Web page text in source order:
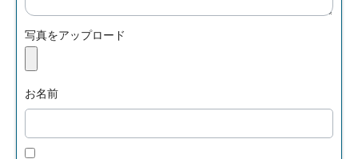
写真をアップロード
お名前